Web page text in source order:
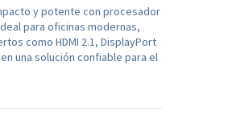
y potente con procesador
para oficinas modernas,
como HDMI 2.1, DisplayPort
una solución confiable para el